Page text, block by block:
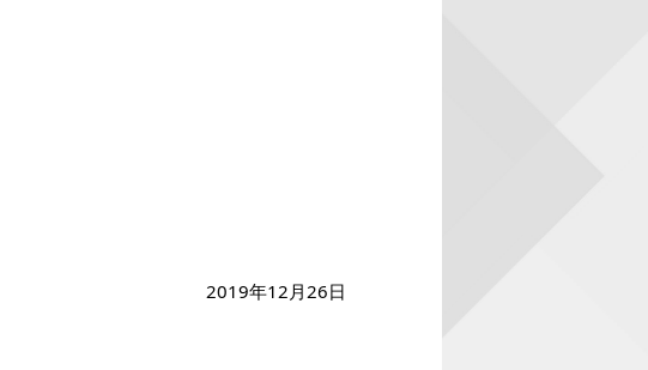
2019年12月26日